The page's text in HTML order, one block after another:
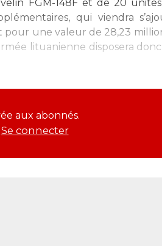
FGM-148F et de 20
qui viendra
pour une valeur de 28,23
lituanienne disposera
aux abonnés.
Se connecter